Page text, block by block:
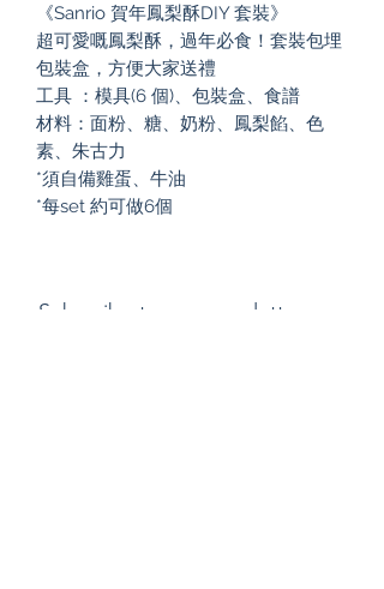
《Sanrio 賀年鳳梨酥DIY 套裝》
超可愛嘅鳳梨酥，過年必食！套裝包埋
包裝盒，方便大家送禮
工具 ：模具(6 個)、包裝盒、食譜
材料：面粉、糖、奶粉、鳳梨餡、色
素、朱古力
*須自備雞蛋、牛油
*每set 約可做6個
Subscribe to our newsletter